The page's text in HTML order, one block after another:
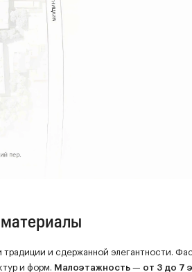
материалы
и сдержанной элегантности.
и форм. Малоэтажность — от 3 до 7